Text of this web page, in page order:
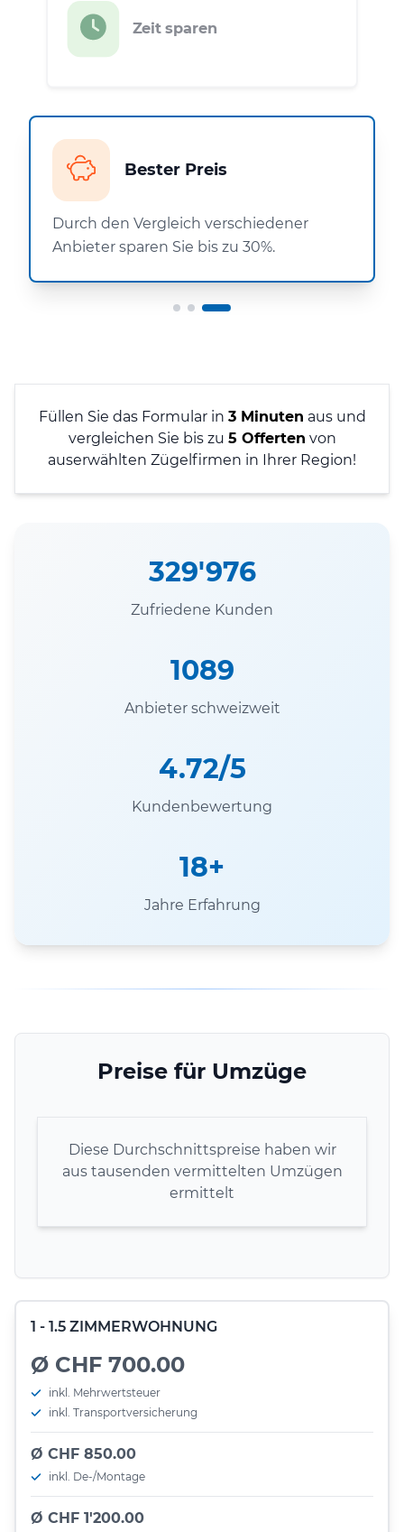
Zeit sparen
Bester Preis
Durch den Vergleich verschiedener
Anbieter sparen Sie bis zu 30%.
Füllen Sie das Formular in 3 Minuten aus und
vergleichen Sie bis zu 5 Offerten von
auserwählten Zügelfirmen in Ihrer Region!
329'976
Zufriedene Kunden
1089
Anbieter schweizweit
4.72/5
Kundenbewertung
18+
Jahre Erfahrung
Preise für Umzüge
Diese Durchschnittspreise haben wir
aus tausenden vermittelten Umzügen
ermittelt
1 - 1.5 ZIMMERWOHNUNG
Ø CHF 700.00
inkl. Mehrwertsteuer
inkl. Transportversicherung
Ø CHF 850.00
inkl. De-/Montage
Ø CHF 1'200.00